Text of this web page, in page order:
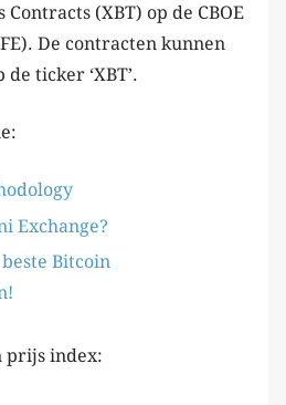
Contracts (XBT) op de CBOE
De contracten kunnen
ticker ‘XBT’.
Exchange?
Bitcoin
prijs index: